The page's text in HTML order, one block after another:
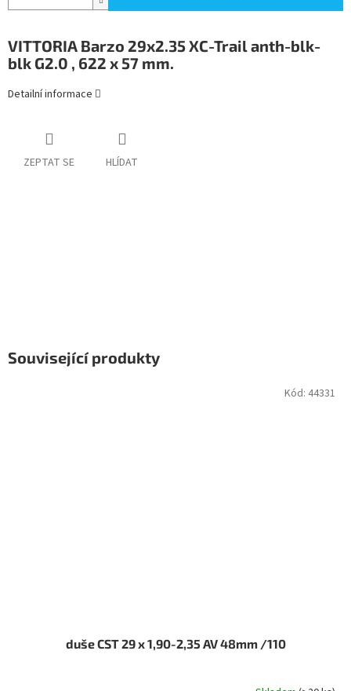
VITTORIA Barzo 29x2.35 XC-Trail anth-blk-
blk G2.0 , 622 x 57 mm.
Detailní informace
ZEPTAT SE HLÍDAT
Související produkty
duše CST 29 x 1,90-2,35 AV 48mm /110
Kód: 44331